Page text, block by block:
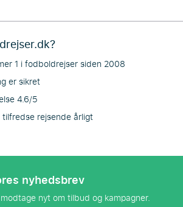
1 i fodboldrejser siden 2008
er sikret
4.6/5
rejsende årligt
nyhedsbrev
nyt om tilbud og kampagner.